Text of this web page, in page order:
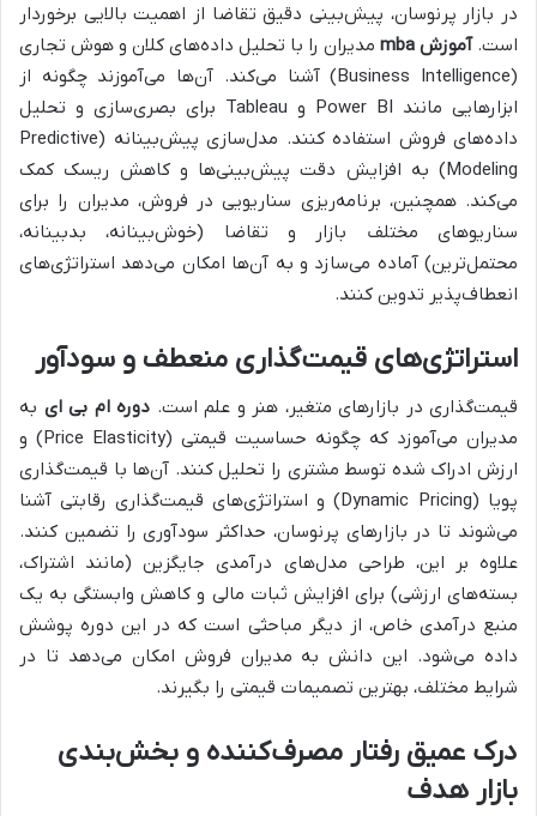
در بازار پرنوسان، پیش‌بینی دقیق تقاضا از اهمیت بالایی برخوردار
است.آموزش mba
مدیران را با تحلیل داده‌های کلان و هوش تجاری
(Business Intelligence) آشنا می‌کند. آن‌ها می‌آموزند چگونه از
ابزارهایی مانند Power BI و Tableau برای بصری‌سازی و تحلیل
داده‌های فروش استفاده کنند. مدل‌سازی پیش‌بینانه (Predictive
Modeling) به افزایش دقت پیش‌بینی‌ها و کاهش ریسک کمک
می‌کند. همچنین، برنامه‌ریزی سناریویی در فروش، مدیران را برای
سناریوهای مختلف بازار و تقاضا (خوش‌بینانه، بدبینانه،
محتمل‌ترین) آماده می‌سازد و به آن‌ها امکان می‌دهد استراتژی‌های
انعطاف‌پذیر تدوین کنند.
استراتژی‌های قیمت‌گذاری منعطف و سودآور
قیمت‌گذاری در بازارهای متغیر، هنر و علم است. دوره ام بی ای به
مدیران می‌آموزد که چگونه حساسیت قیمتی (Price Elasticity) و
ارزش ادراک شده توسط مشتری را تحلیل کنند. آن‌ها با قیمت‌گذاری
پویا (Dynamic Pricing) و استراتژی‌های قیمت‌گذاری رقابتی آشنا
می‌شوند تا در بازارهای پرنوسان، حداکثر سودآوری را تضمین کنند.
علاوه بر این، طراحی مدل‌های درآمدی جایگزین (مانند اشتراک،
بسته‌های ارزشی) برای افزایش ثبات مالی و کاهش وابستگی به یک
منبع درآمدی خاص، از دیگر مباحثی است که در این دوره پوشش
داده می‌شود. این دانش به مدیران فروش امکان می‌دهد تا در
شرایط مختلف، بهترین تصمیمات قیمتی را بگیرند.
درک عمیق رفتار مصرف‌کننده و بخش‌بندی
بازار هدف